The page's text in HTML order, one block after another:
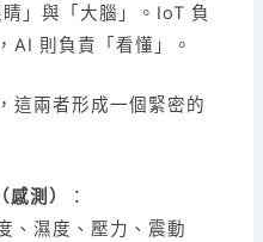
」與「大腦」。IoT 負
AI 則負責「看懂」。
這兩者形成一個緊密的
測）
：
、濕度、壓力、震動